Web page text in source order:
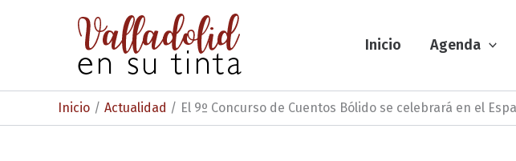
Inicio Agenda
Inicio Actualidad El 9º Concurso de Cuentos Bólido se celebrará en el